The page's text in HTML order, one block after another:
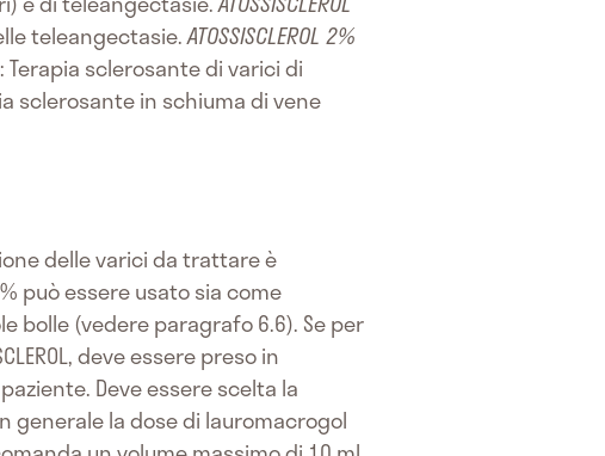
teleangectasie.ATOSSISCLEROL 2%
Terapia sclerosante di varici di
sclerosante in schiuma di vene
delle varici da trattare è
può essere usato sia come
bolle (vedere paragrafo 6.6). Se per
deve essere preso in
Deve essere scelta la
generale la dose di lauromacrogol